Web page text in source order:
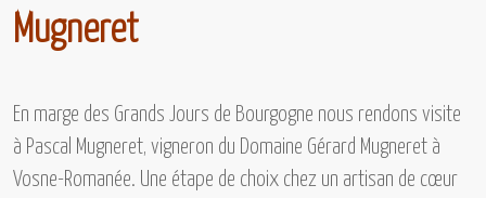
Mugneret
En marge des Grands Jours de Bourgogne nous rendons visite
à Pascal Mugneret, vigneron du Domaine Gérard Mugneret à
Vosne-Romanée. Une étape de choix chez un artisan de cœur